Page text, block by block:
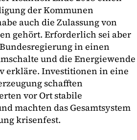
der Kommunen
auch die Zulassung von
gehört. Erforderlich sei aber
in einen
und die Energiewende
erkläre. Investitionen in eine
schafften
vor Ort stabile
machten das Gesamtsystem
krisenfest.